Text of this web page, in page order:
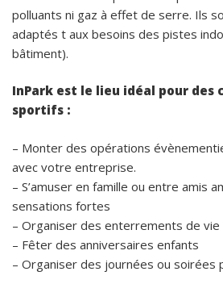
polluants ni gaz à effet de serre. Ils
adaptés t aux besoins des pistes
bâtiment).
InPark est le lieu idéal pour des
sportifs :
– Monter des opérations
avec votre entreprise.
– S’amuser en famille ou entre amis
sensations fortes
– Organiser des enterrements de
– Fêter des anniversaires enfants
– Organiser des journées ou soirées